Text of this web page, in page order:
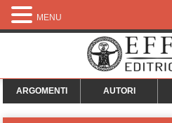
ARGOMENTI AUTORI
MENU